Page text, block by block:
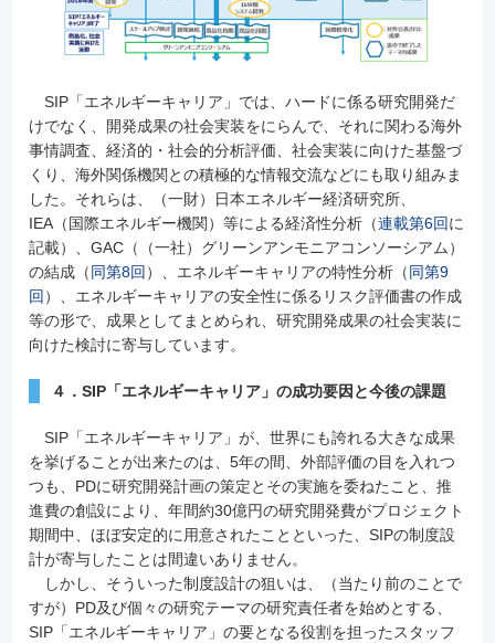
SIP「エネルギーキャリア」では、ハードに係る研究開発だ
けでなく、開発成果の社会実装をにらんで、それに関わる海外
事情調査、経済的・社会的分析評価、社会実装に向けた基盤づ
くり、海外関係機関との積極的な情報交流などにも取り組みま
した。それらは、（一財）日本エネルギー経済研究所、
IEA（国際エネルギー機関）等による経済性分析（連載第6回に
記載）、GAC（（一社）グリーンアンモニアコンソーシアム）
の結成（同第8回 ）、エネルギーキャリアの特性分析（同第9
回 ）、エネルギーキャリアの安全性に係るリスク評価書の作成
等の形で、成果としてまとめられ、研究開発成果の社会実装に
向けた検討に寄与しています。
４．SIP「エネルギーキャリア」の成功要因と今後の課題
SIP「エネルギーキャリア」が、世界にも誇れる大きな成果
を挙げることが出来たのは、5年の間、外部評価の目を入れつ
つも、PDに研究開発計画の策定とその実施を委ねたこと、推
進費の創設により、年間約30億円の研究開発費がプロジェクト
期間中、ほぼ安定的に用意されたことといった、SIPの制度設
計が寄与したことは間違いありません。
しかし、そういった制度設計の狙いは、（当たり前のことで
すが）PD及び個々の研究テーマの研究責任者を始めとする、
SIP「エネルギーキャリア」の要となる役割を担ったスタッフ